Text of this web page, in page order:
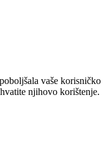
vaše korisničko
njihovo korištenje.